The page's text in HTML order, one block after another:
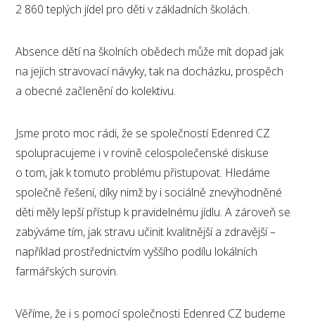
2 860 teplých jídel pro děti v základních školách.
Absence dětí na školních obědech může mít dopad jak
na jejich stravovací návyky, tak na docházku, prospěch
a obecné začlenění do kolektivu.
Jsme proto moc rádi, že se společností Edenred CZ
spolupracujeme i v rovině celospolečenské diskuse
o tom, jak k tomuto problému přistupovat. Hledáme
společně řešení, díky nimž by i sociálně znevýhodněné
děti měly lepší přístup k pravidelnému jídlu. A zároveň se
zabýváme tím, jak stravu učinit kvalitnější a zdravější –
například prostřednictvím vyššího podílu lokálních
farmářských surovin.
Věříme, že i s pomocí společnosti Edenred CZ budeme